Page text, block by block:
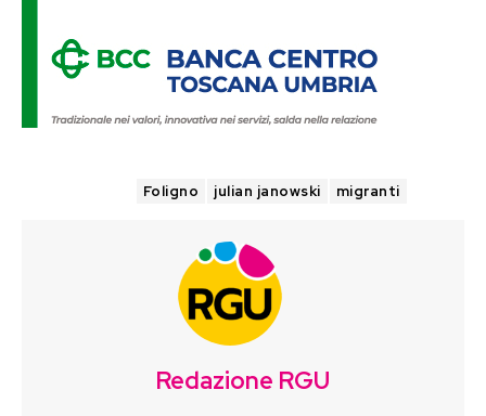
Foligno julian janowski migranti
Redazione RGU